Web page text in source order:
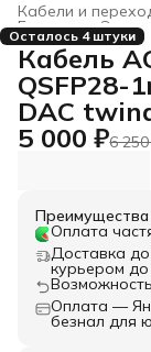
Кабели и
Главная ›
Осталось 4 штуки
Кабель
QSFP28-
DAC
5 000 ₽6
Преимущества
Оплата
Доставка
курьером
Оплата —
безнал для